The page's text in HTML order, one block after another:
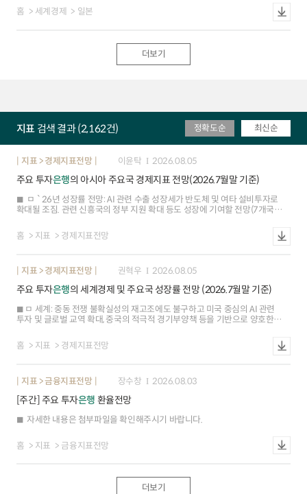
지역경제 위축이 불가피 하나 전체 GDP에서 차지하는 비중 및 `16년 지진
사례 등 감안 시 경제 전반의 영향은 제한적일 가능성. 지진 발생 후 주가는
홈 세계경제 일본
더보기
지표 검색 결과 (2,162건) 정확도순 최신순
지표 > 경제지표전망 이윤탁 2026.08.05
주요 투자은행의 아시아 주요국 경제지표 전망(2026.7월말 기준)
ㅁ `26년 성장률 전망: AI 관련 수출 성장세가 반도체 및 여타 설비투자로
확대될 조짐. 관련 신흥국의 정부 지원 확대 등도 성장에 기여할 전망(7개국▲,
한국(+0.2%p), 인도(+0.2%p), 태국(+0.2%p) 등 상승. 홍콩(-0.1%p) 하락 ㅇ
베트남(0.9%p): 2분기 성장률이 관광객 증가에 따른 소비 회복에 힘입어 8.1%
18.3%2Q 4.6%)와 소비(4.9%2.9%) 등이 둔화. 정부가 외자 유치를 위해
소지
홈 지표 경제지표전망
지표 > 경제지표전망 권혁우 2026.08.05
주요 투자은행의 세계경제 및 주요국 성장률 전망 (2026.7월말 기준)
ㅁ 세계: 중동 전쟁 불확실성의 재고조에도 불구하고 미국 중심의 AI 관련
투자 및 글로벌 교역 확대, 중국의 적극적 경기부양책 등을 기반으로 양호한
민간수요 +3.9%, 3년래 최고, 전기비 연율)한 수준을 이어갔으나 AI
투자에기인한 수입 증가, 정부 지출 감소 등으로 2분기 성장률(1.5%, 예상
(7월 FOMC, 3인 인상 지지)됨에 따라 금리 인상 전망은 확대(주요 IB 10곳 중
속에서도 가계 소비(5월 소매판매 1.6%, 이전 0.9%, yoy) 성장세 강화,
경기선행지표 개선(7월 종합 PMI 51.9, 이전 50.0),국방비 지출 확대를 반영해
성장률 전망을 상향(J.P.Morgan) 경제활동이 예상보다 양호(2분기
2.8%, yoy)상승에 대한 경계심이 지속됨에 따라 ECB의 9월 추가 금리 인상이
지진에 의한 생산 차질 등 하방위험이 상존(Nomura) ㅇ 중국: AI를 비롯한 첨단
부문 중심의 제조업 강세(6월 수출 27%, yoy)가 성장을 견인. 지속되는 내수
홈 지표 경제지표전망
지표 > 금융지표전망 장수창 2026.08.03
[주간] 주요 투자은행 환율전망
자세한 내용은 첨부파일을 확인해주시기 바랍니다.
홈 지표 금융지표전망
더보기